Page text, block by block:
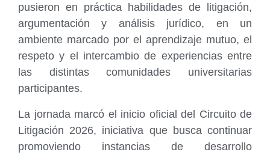
pusieron en práctica habilidades de litigación,
argumentación y análisis jurídico, en un
ambiente marcado por el aprendizaje mutuo, el
respeto y el intercambio de experiencias entre
las distintas comunidades universitarias
participantes.
La jornada marcó el inicio oficial del Circuito de
Litigación 2026, iniciativa que busca continuar
promoviendo instancias de desarrollo